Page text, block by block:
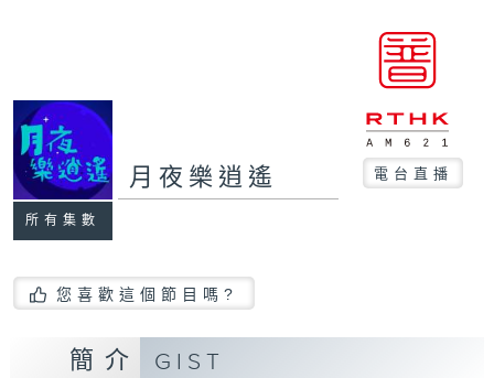
所有集數
月夜樂逍遙 電台直播
您喜歡這個節目嗎?
簡介 GIST